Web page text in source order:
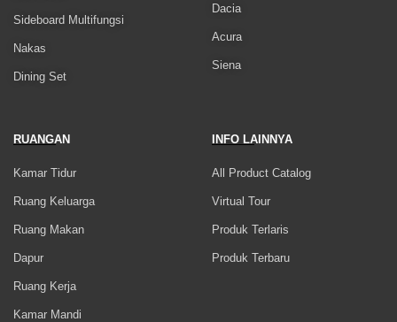
Sideboard Multifungsi
Nakas
Dining Set
Dacia
Acura
Siena
RUANGAN
Kamar Tidur
Ruang Keluarga
Ruang Makan
Dapur
Ruang Kerja
Kamar Mandi
INFO LAINNYA
All Product Catalog
Virtual Tour
Produk Terlaris
Produk Terbaru